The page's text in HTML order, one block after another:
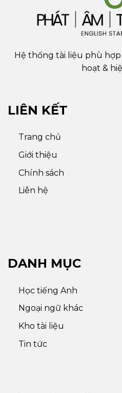
Hệ thống tài liệu phù
hoạt &
LIÊN KẾT
Trang chủ
Giới thiệu
Chính sách
Liên hệ
DANH MỤC
Học tiếng Anh
Ngoại ngữ khác
Kho tài liệu
Tin tức